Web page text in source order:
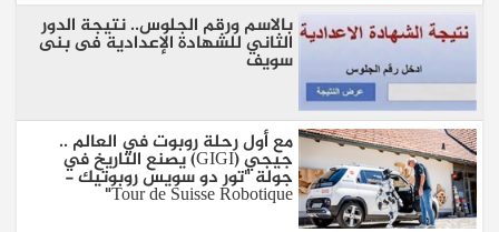
بالاسم ورقم الجلوس.. نتيجة الدور
الثاني للشهادة الإعدادية فى بنى
سويف
مع أول رحلة روبوت في العالم ..
جيجي (GIGI) يصنع التاريخ في
جولة "تور دو سويس روبوتيك -
Tour de Suisse Robotique"